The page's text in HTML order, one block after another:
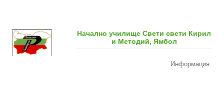
Начално училище Свети свети Кирил
и Методий, Ямбол
Информация